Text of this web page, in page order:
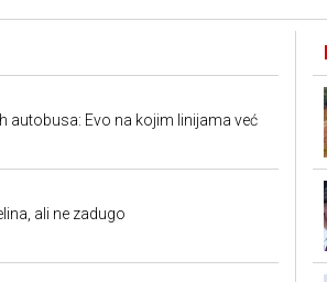
autobusa: Evo na kojim linijama već
ali ne zadugo